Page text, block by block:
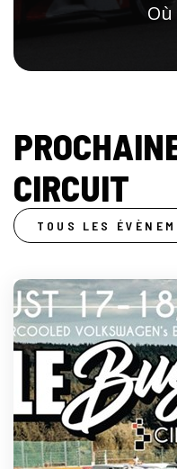
Où
CIRCUIT
TOUS LES